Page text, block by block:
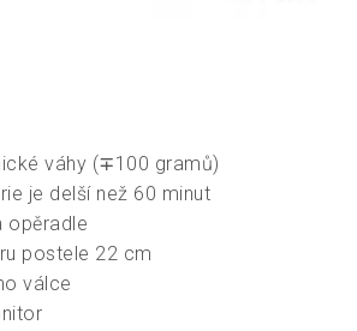
váhy (∓100 gramů)
je delší než 60 minut
opěradle
postele 22 cm
válce